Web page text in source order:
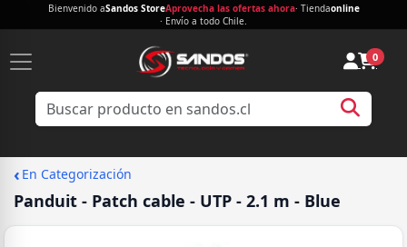
Bienvenido aSandos StoreAprovecha las ofertas ahora· Tiendaonline
· Envío a todo Chile.
0
‹ En Categorización
Panduit - Patch cable - UTP - 2.1 m - Blue